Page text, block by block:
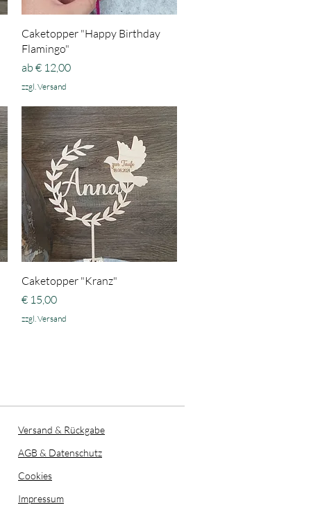
Schnellansicht
Caketopper "Happy Birthday
Flamingo"
ab € 12,00
Sale-Preis
zzgl. Versand
Schnellansicht
Caketopper "Kranz"
Preis
€ 15,00
zzgl. Versand
Versand & Rückgabe
AGB & Datenschutz
Cookies
Impressum